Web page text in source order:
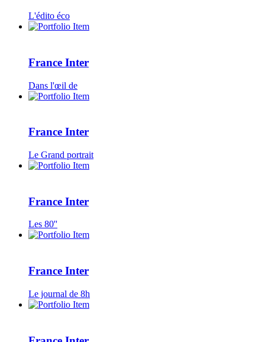
L'édito éco
France Inter
Dans l'œil de
France Inter
Le Grand portrait
France Inter
Les 80''
France Inter
Le journal de 8h